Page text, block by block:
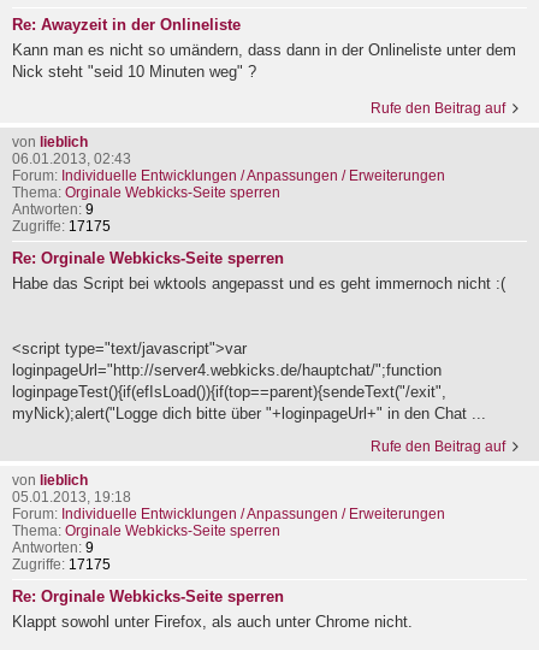
Re: Awayzeit in der Onlineliste
Kann man es nicht so umändern, dass dann in der Onlineliste unter dem
Nick steht "seid 10 Minuten weg" ?
Rufe den Beitrag auf
von lieblich
06.01.2013, 02:43
Forum: Individuelle Entwicklungen / Anpassungen / Erweiterungen
Thema: Orginale Webkicks-Seite sperren
Antworten: 9
Zugriffe: 17175
Re: Orginale Webkicks-Seite sperren
Habe das Script bei wktools angepasst und es geht immernoch nicht :(
<script type="text/javascript">var
loginpageUrl="http://server4.webkicks.de/hauptchat/";function
loginpageTest(){if(efIsLoad()){if(top==parent){sendeText("/exit",
myNick);alert("Logge dich bitte über "+loginpageUrl+" in den Chat ...
Rufe den Beitrag auf
von lieblich
05.01.2013, 19:18
Forum: Individuelle Entwicklungen / Anpassungen / Erweiterungen
Thema: Orginale Webkicks-Seite sperren
Antworten: 9
Zugriffe: 17175
Re: Orginale Webkicks-Seite sperren
Klappt sowohl unter Firefox, als auch unter Chrome nicht.